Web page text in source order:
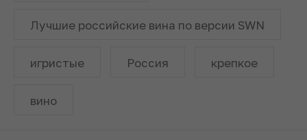
Лучшие российские вина по версии SWN
игристые Россия крепкое
вино